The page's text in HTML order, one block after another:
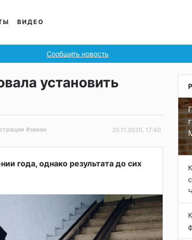
ВИДЕО
Сообщить новость
установить
#закон 20.11.2020, 17:40
года, однако результата до сих